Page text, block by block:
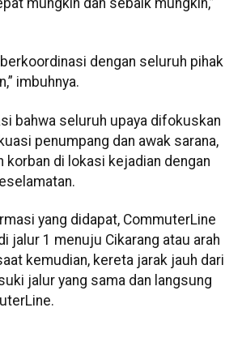
mungkin dan sebaik mungkin,”
dengan seluruh pihak
imbuhnya.
bahwa seluruh upaya difokuskan
penumpang dan awak sarana,
korban di lokasi kejadian dengan
yang didapat, CommuterLine
jalur 1 menuju Cikarang atau arah
kemudian, kereta jarak jauh dari
jalur yang sama dan langsung